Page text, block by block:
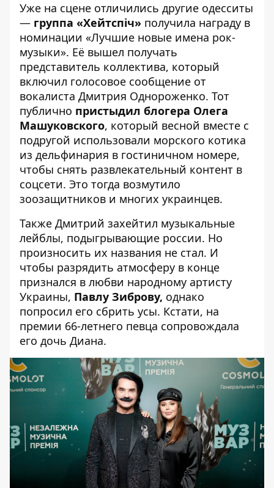
Уже на сцене отличились другие одесситы
— группа «Хейтспіч» получила награду в
номинации «Лучшие новые имена рок-
музыки». Её вышел получать
представитель коллектива, который
включил голосовое сообщение от
вокалиста Дмитрия Однороженко. Тот
публично пристыдил блогера Олега
Машуковского, который весной вместе с
подругой использовали морского котика
из дельфинария в гостиничном номере,
чтобы снять развлекательный контент в
соцсети. Это тогда возмутило
зоозащитников и многих украинцев.
Также Дмитрий захейтил музыкальные
лейблы, подыгрывающие россии. Но
произносить их названия не стал. И
чтобы разрядить атмосферу в конце
признался в любви народному артисту
Украины, Павлу Зиброву, однако
попросил его сбрить усы. Кстати, на
премии 66-летнего певца сопровождала
его дочь Диана.